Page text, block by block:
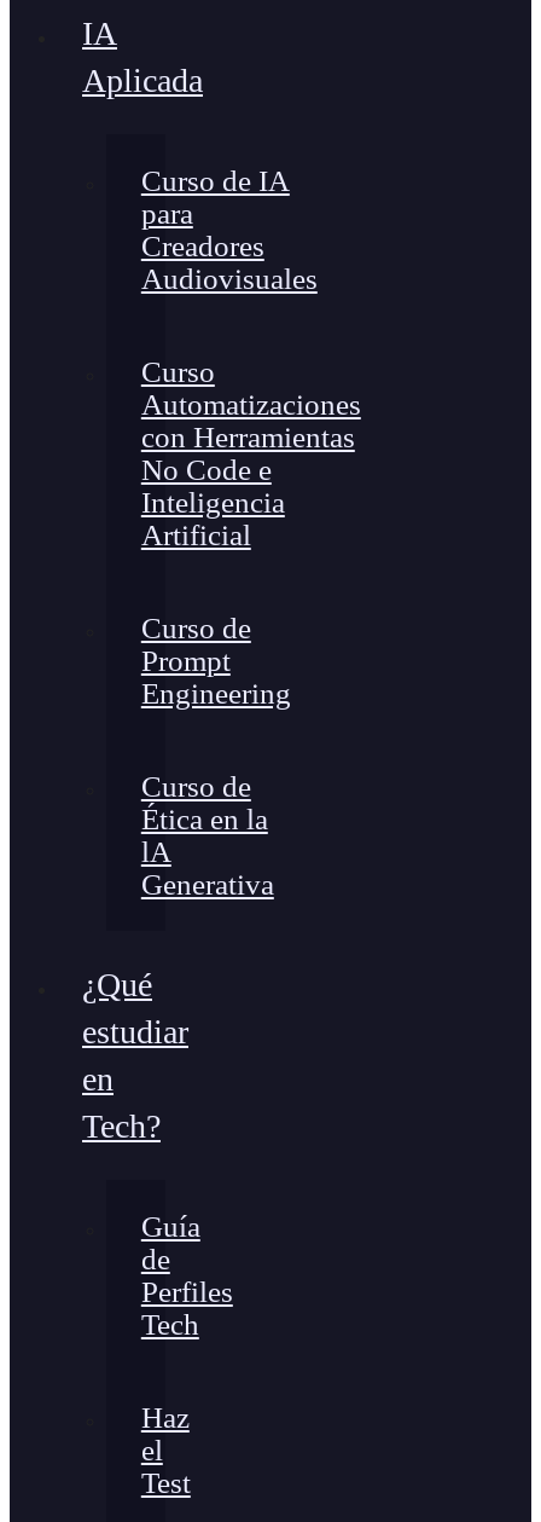
IA
Aplicada
Curso de IA
para
Creadores
Audiovisuales
Curso
Automatizaciones
con Herramientas
No Code e
Inteligencia
Artificial
Curso de
Prompt
Engineering
Curso de
Ética en la
lA
Generativa
¿Qué
estudiar
en
Tech?
Guía
de
Perfiles
Tech
Haz
el
Test